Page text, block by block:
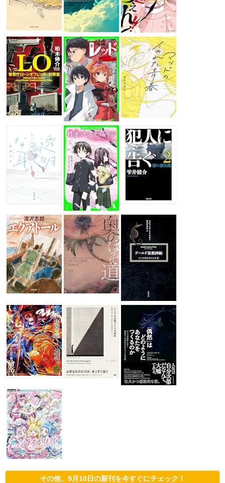
その他、9月10日の新刊を今すぐにチェック！